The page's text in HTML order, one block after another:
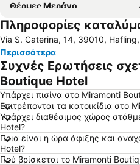
Θέρμες Μεράνο
Borgo di Vipiteno
Σέλλα Ρόντα
Πληροφορίες
Via S. Caterina, 14, 39010, Hafling,
Περισσότερα
Συχνές Ερωτήσεις
Boutique Hotel
Υπάρχει πισίνα στο Miramonti
Επιτρέπονται τα κατοικίδια στο
Υπάρχει διαθέσιμος χώρος
Hotel?
Ποια είναι η ώρα άφιξης και
Hotel?
Πού βρίσκεται το Miramonti